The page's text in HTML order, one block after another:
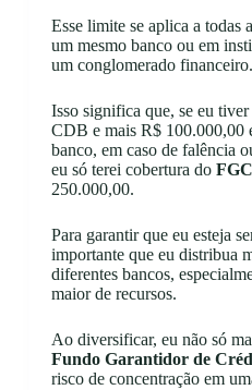
Esse limite se aplica a todas
um mesmo banco ou em
um conglomerado financeiro.
Isso significa que, se eu
CDB e mais R$ 100.000,00
banco, em caso de falência
eu só terei cobertura do FGC
250.000,00.
Para garantir que eu esteja
importante que eu distribua
diferentes bancos,
maior de recursos.
Ao diversificar, eu não só
Fundo Garantidor de
risco de concentração em